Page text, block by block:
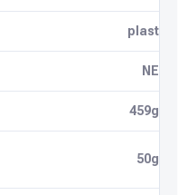
plast
NE
459g
50g